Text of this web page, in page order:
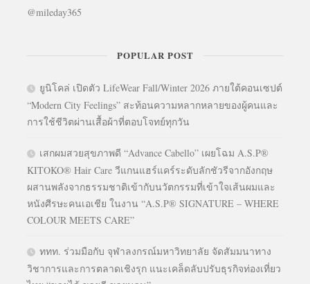
@mileday365
POPULAR POST
ยูนิโคล่ เปิดตัว LifeWear Fall/Winter 2026 ภายใต้คอนเซปต์
“Modern City Feelings” สะท้อนความหลากหลายของผู้คนและ
การใช้ชีวิตผ่านเสื้อผ้าที่ตอบโจทย์ทุกวัน
เสกผมสวยสุขภาพดี “Advance Cabello” เผยโฉม A.S.P®
KITOKO® Hair Care วีแกนแฮร์แคร์ระดับลักชัวรีจากอังกฤษ
ผสานพลังจากธรรมชาติเข้ากับนวัตกรรมที่เข้าใจเส้นผมและ
หนังศีรษะคนเอเชีย ในงาน “A.S.P® SIGNATURE – WHERE
COLOUR MEETS CARE”
ททท. ร่วมมือกับ จุฬาลงกรณ์มหาวิทยาลัย จัดสัมมนาทาง
วิชาการและการตลาดเชิงรุก แนะเคล็ดลับปรับธุรกิจท่องเที่ยว